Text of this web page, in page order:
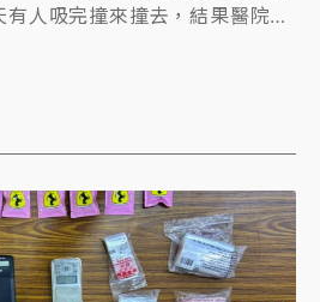
人吸完撞來撞去，結果醫院想
貨「有夠荒謬」。食品藥物管
醫療使用之依托咪酯供應充
用藥流出作為非法製毒或吸食用